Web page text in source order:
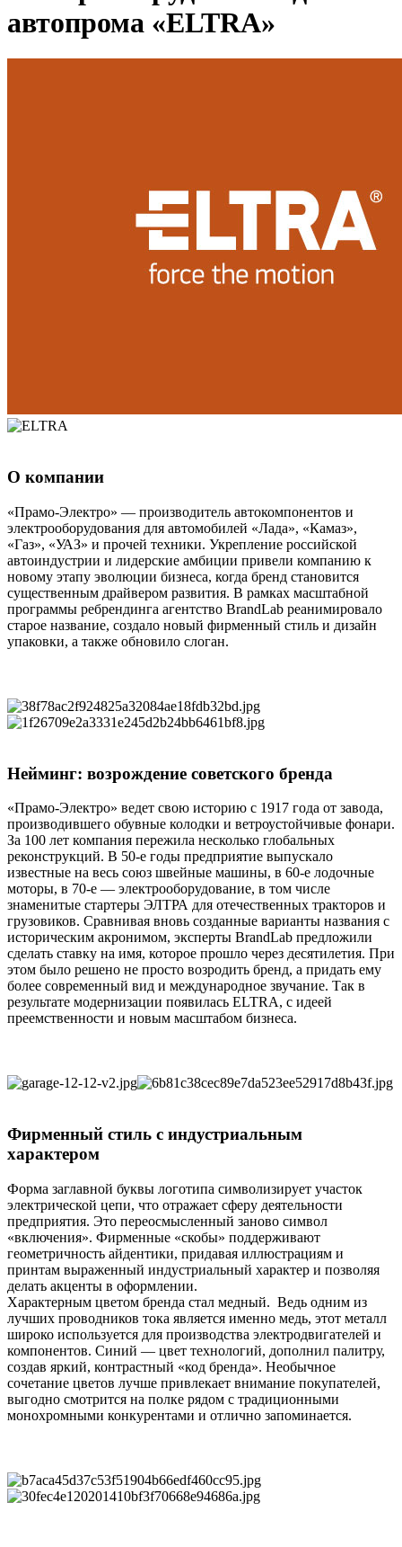
автопрома «ELTRA»
О компании
«Прамо-Электро» — производитель автокомпонентов и
электрооборудования для автомобилей «Лада», «Камаз»,
«Газ», «УАЗ» и прочей техники. Укрепление российской
автоиндустрии и лидерские амбиции привели компанию к
новому этапу эволюции бизнеса, когда бренд становится
существенным драйвером развития. В рамках масштабной
программы ребрендинга агентство BrandLab реанимировало
старое название, создало новый фирменный стиль и дизайн
упаковки, а также обновило слоган.
Нейминг: возрождение советского бренда
«Прамо-Электро» ведет свою историю с 1917 года от завода,
производившего обувные колодки и ветроустойчивые фонари.
За 100 лет компания пережила несколько глобальных
реконструкций. В 50-е годы предприятие выпускало
известные на весь союз швейные машины, в 60-е лодочные
моторы, в 70-е — электрооборудование, в том числе
знаменитые стартеры ЭЛТРА для отечественных тракторов и
грузовиков. Сравнивая вновь созданные варианты названия с
историческим акронимом, эксперты BrandLab предложили
сделать ставку на имя, которое прошло через десятилетия. При
этом было решено не просто возродить бренд, а придать ему
более современный вид и международное звучание. Так в
результате модернизации появилась ELTRA, с идеей
преемственности и новым масштабом бизнеса.
Фирменный стиль с индустриальным
характером
Форма заглавной буквы логотипа символизирует участок
электрической цепи, что отражает сферу деятельности
предприятия. Это переосмысленный заново символ
«включения». Фирменные «скобы» поддерживают
геометричность айдентики, придавая иллюстрациям и
принтам выраженный индустриальный характер и позволяя
делать акценты в оформлении.
Характерным цветом бренда стал медный. Ведь одним из
лучших проводников тока является именно медь, этот металл
широко используется для производства электродвигателей и
компонентов. Синий — цвет технологий, дополнил палитру,
создав яркий, контрастный «код бренда». Необычное
сочетание цветов лучше привлекает внимание покупателей,
выгодно смотрится на полке рядом с традиционными
монохромными конкурентами и отлично запоминается.